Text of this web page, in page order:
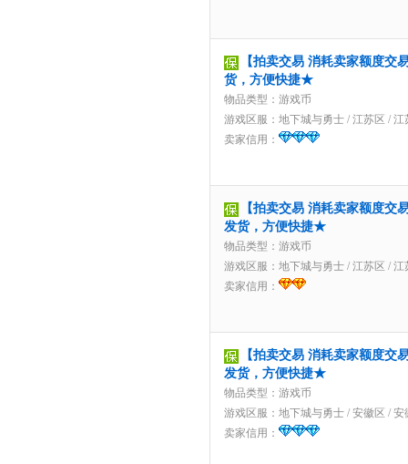
【拍卖交易 消耗卖家额度交
货，方便快捷★
物品类型：游戏币
游戏区服： 地下城与勇士 / 江苏区 / 江
卖家信用：
【拍卖交易 消耗卖家额度交
发货，方便快捷★
物品类型：游戏币
游戏区服： 地下城与勇士 / 江苏区 / 江
卖家信用：
【拍卖交易 消耗卖家额度交
发货，方便快捷★
物品类型：游戏币
游戏区服： 地下城与勇士 / 安徽区 / 安
卖家信用：